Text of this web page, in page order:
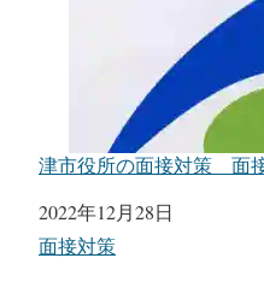
津市役所の面接対策 面
日付
2022年12月28日
関連理由
面接対策